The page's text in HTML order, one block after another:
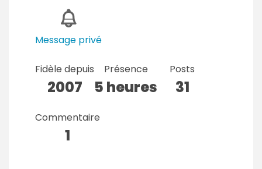
Message privé
Fidèle depuis
2007
Présence
5 heures
Posts
31
Commentaire
1